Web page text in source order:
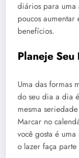
diários para uma
poucos
benefícios.
Planeje Seu
Uma das formas
do seu dia a dia
mesma
Marcar no
você gosta é
o lazer faça